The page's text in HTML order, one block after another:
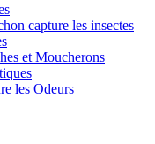
capture les insectes
et Moucherons
les Odeurs